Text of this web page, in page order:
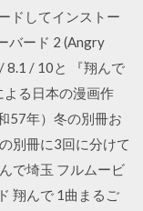
ドしてインストー
バード 2 (Angry
8.1 / 10と 『翔んで
る日本の漫画作
57年）冬の別冊お
別冊に3回に分けて
で埼玉 フルムービ
翔んで 1曲まるご